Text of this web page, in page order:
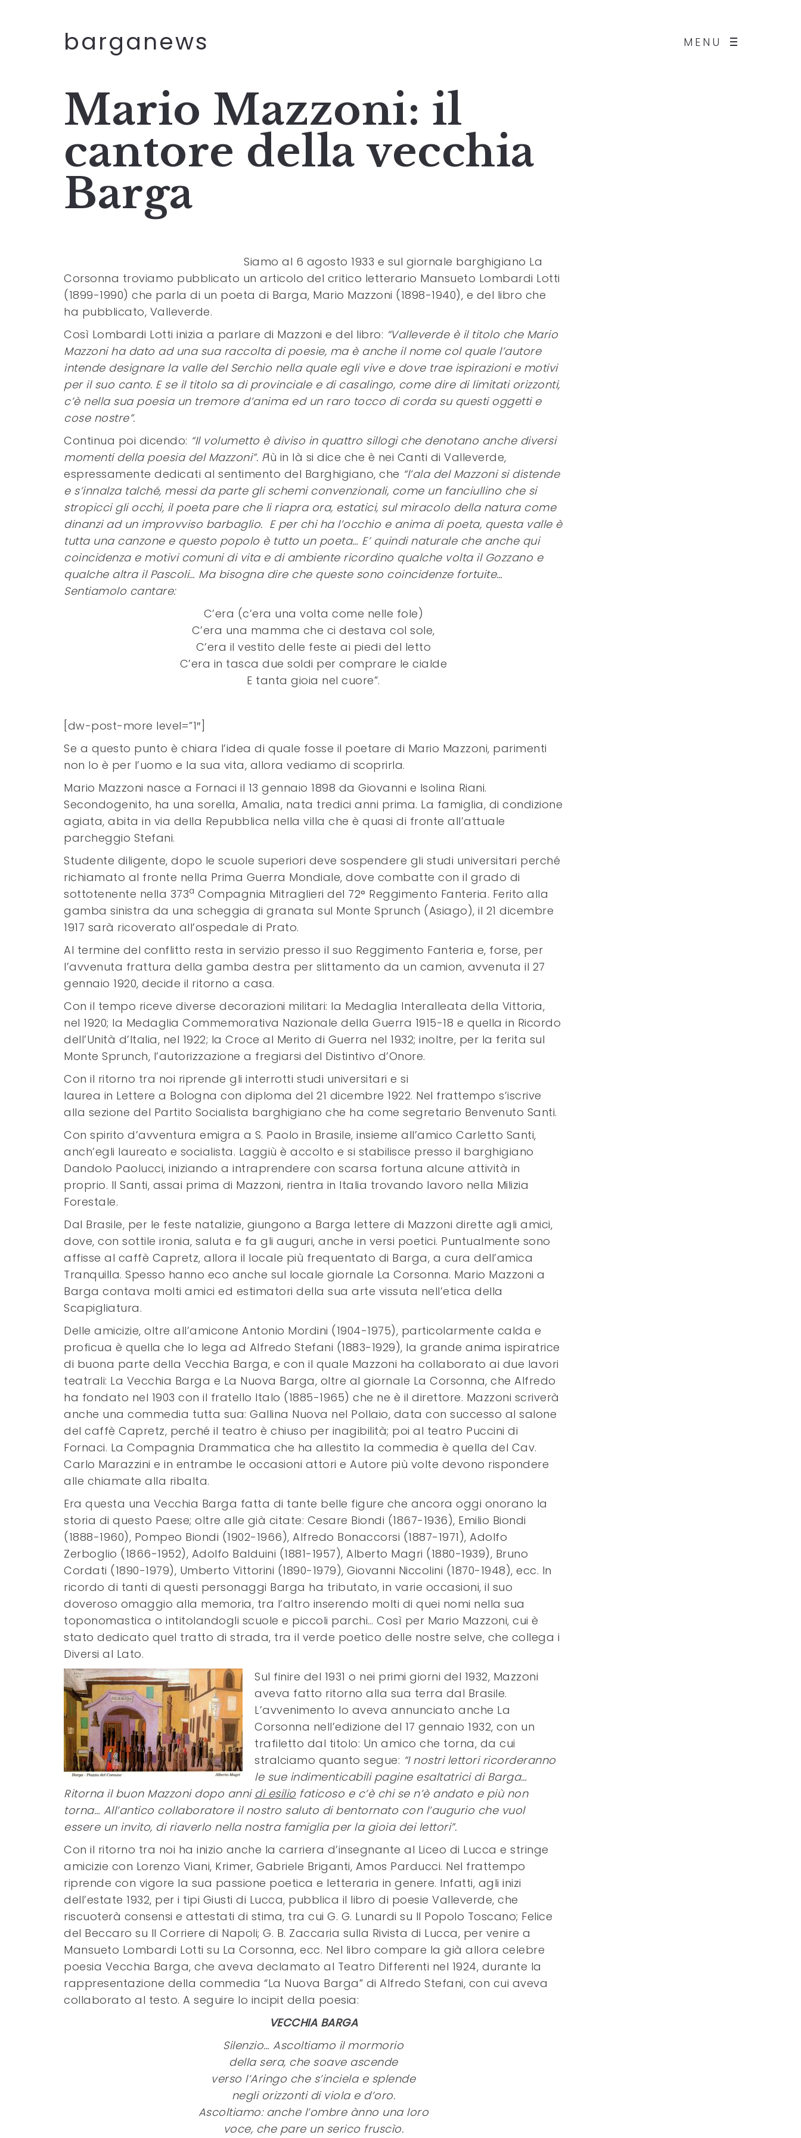
MENU
barganews
Mario Mazzoni: il
cantore della vecchia
Barga
Siamo al 6 agosto 1933 e sul giornale barghigiano La
Corsonna troviamo pubblicato un articolo del critico letterario Mansueto Lombardi Lotti
(1899-1990) che parla di un poeta di Barga, Mario Mazzoni (1898-1940), e del libro che
ha pubblicato, Valleverde.
Così Lombardi Lotti inizia a parlare di Mazzoni e del libro: “Valleverde è il titolo che Mario
Mazzoni ha dato ad una sua raccolta di poesie, ma è anche il nome col quale l’autore
intende designare la valle del Serchio nella quale egli vive e dove trae ispirazioni e motivi
per il suo canto. E se il titolo sa di provinciale e di casalingo, come dire di limitati orizzonti,
c’è nella sua poesia un tremore d’anima ed un raro tocco di corda su questi oggetti e
cose nostre”.
Continua poi dicendo: “Il volumetto è diviso in quattro sillogi che denotano anche diversi
momenti della poesia del Mazzoni”. Più in là si dice che è nei Canti di Valleverde,
espressamente dedicati al sentimento del Barghigiano, che “l’ala del Mazzoni si distende
e s’innalza talché, messi da parte gli schemi convenzionali, come un fanciullino che si
stropicci gli occhi, il poeta pare che li riapra ora, estatici, sul miracolo della natura come
dinanzi ad un improvviso barbaglio. E per chi ha l’occhio e anima di poeta, questa valle è
tutta una canzone e questo popolo è tutto un poeta… E’ quindi naturale che anche qui
coincidenza e motivi comuni di vita e di ambiente ricordino qualche volta il Gozzano e
qualche altra il Pascoli… Ma bisogna dire che queste sono coincidenze fortuite…
Sentiamolo cantare:
C’era (c’era una volta come nelle fole)
C’era una mamma che ci destava col sole,
C’era il vestito delle feste ai piedi del letto
C’era in tasca due soldi per comprare le cialde
E tanta gioia nel cuore”.
[dw-post-more level=”1″]
Se a questo punto è chiara l’idea di quale fosse il poetare di Mario Mazzoni, parimenti
non lo è per l’uomo e la sua vita, allora vediamo di scoprirla.
Mario Mazzoni nasce a Fornaci il 13 gennaio 1898 da Giovanni e Isolina Riani.
Secondogenito, ha una sorella, Amalia, nata tredici anni prima. La famiglia, di condizione
agiata, abita in via della Repubblica nella villa che è quasi di fronte all’attuale
parcheggio Stefani.
Studente diligente, dopo le scuole superiori deve sospendere gli studi universitari perché
richiamato al fronte nella Prima Guerra Mondiale, dove combatte con il grado di
sottotenente nella 373a Compagnia Mitraglieri del 72° Reggimento Fanteria. Ferito alla
gamba sinistra da una scheggia di granata sul Monte Sprunch (Asiago), il 21 dicembre
1917 sarà ricoverato all’ospedale di Prato.
Al termine del conflitto resta in servizio presso il suo Reggimento Fanteria e, forse, per
l’avvenuta frattura della gamba destra per slittamento da un camion, avvenuta il 27
gennaio 1920, decide il ritorno a casa.
Con il tempo riceve diverse decorazioni militari: la Medaglia Interalleata della Vittoria,
nel 1920; la Medaglia Commemorativa Nazionale della Guerra 1915-18 e quella in Ricordo
dell’Unità d’Italia, nel 1922; la Croce al Merito di Guerra nel 1932; inoltre, per la ferita sul
Monte Sprunch, l’autorizzazione a fregiarsi del Distintivo d’Onore.
Con il ritorno tra noi riprende gli interrotti studi universitari e si
laurea in Lettere a Bologna con diploma del 21 dicembre 1922. Nel frattempo s’iscrive
alla sezione del Partito Socialista barghigiano che ha come segretario Benvenuto Santi.
Con spirito d’avventura emigra a S. Paolo in Brasile, insieme all’amico Carletto Santi,
anch’egli laureato e socialista. Laggiù è accolto e si stabilisce presso il barghigiano
Dandolo Paolucci, iniziando a intraprendere con scarsa fortuna alcune attività in
proprio. Il Santi, assai prima di Mazzoni, rientra in Italia trovando lavoro nella Milizia
Forestale.
Dal Brasile, per le feste natalizie, giungono a Barga lettere di Mazzoni dirette agli amici,
dove, con sottile ironia, saluta e fa gli auguri, anche in versi poetici. Puntualmente sono
affisse al caffè Capretz, allora il locale più frequentato di Barga, a cura dell’amica
Tranquilla. Spesso hanno eco anche sul locale giornale La Corsonna. Mario Mazzoni a
Barga contava molti amici ed estimatori della sua arte vissuta nell’etica della
Scapigliatura.
Delle amicizie, oltre all’amicone Antonio Mordini (1904-1975), particolarmente calda e
proficua è quella che lo lega ad Alfredo Stefani (1883-1929), la grande anima ispiratrice
di buona parte della Vecchia Barga, e con il quale Mazzoni ha collaborato ai due lavori
teatrali: La Vecchia Barga e La Nuova Barga, oltre al giornale La Corsonna, che Alfredo
ha fondato nel 1903 con il fratello Italo (1885-1965) che ne è il direttore. Mazzoni scriverà
anche una commedia tutta sua: Gallina Nuova nel Pollaio, data con successo al salone
del caffè Capretz, perché il teatro è chiuso per inagibilità; poi al teatro Puccini di
Fornaci. La Compagnia Drammatica che ha allestito la commedia è quella del Cav.
Carlo Marazzini e in entrambe le occasioni attori e Autore più volte devono rispondere
alle chiamate alla ribalta.
Era questa una Vecchia Barga fatta di tante belle figure che ancora oggi onorano la
storia di questo Paese; oltre alle già citate: Cesare Biondi (1867-1936), Emilio Biondi
(1888-1960), Pompeo Biondi (1902-1966), Alfredo Bonaccorsi (1887-1971), Adolfo
Zerboglio (1866-1952), Adolfo Balduini (1881-1957), Alberto Magri (1880-1939), Bruno
Cordati (1890-1979), Umberto Vittorini (1890-1979), Giovanni Niccolini (1870-1948), ecc. In
ricordo di tanti di questi personaggi Barga ha tributato, in varie occasioni, il suo
doveroso omaggio alla memoria, tra l’altro inserendo molti di quei nomi nella sua
toponomastica o intitolandogli scuole e piccoli parchi… Così per Mario Mazzoni, cui è
stato dedicato quel tratto di strada, tra il verde poetico delle nostre selve, che collega i
Diversi al Lato.
Sul finire del 1931 o nei primi giorni del 1932, Mazzoni
aveva fatto ritorno alla sua terra dal Brasile.
L’avvenimento lo aveva annunciato anche La
Corsonna nell’edizione del 17 gennaio 1932, con un
trafiletto dal titolo: Un amico che torna, da cui
stralciamo quanto segue: “I nostri lettori ricorderanno
le sue indimenticabili pagine esaltatrici di Barga…
Ritorna il buon Mazzoni dopo anni di esilio faticoso e c’è chi se n’è andato e più non
torna… All’antico collaboratore il nostro saluto di bentornato con l’augurio che vuol
essere un invito, di riaverlo nella nostra famiglia per la gioia dei lettori”.
Con il ritorno tra noi ha inizio anche la carriera d’insegnante al Liceo di Lucca e stringe
amicizie con Lorenzo Viani, Krimer, Gabriele Briganti, Amos Parducci. Nel frattempo
riprende con vigore la sua passione poetica e letteraria in genere. Infatti, agli inizi
dell’estate 1932, per i tipi Giusti di Lucca, pubblica il libro di poesie Valleverde, che
riscuoterà consensi e attestati di stima, tra cui G. G. Lunardi su Il Popolo Toscano; Felice
del Beccaro su Il Corriere di Napoli; G. B. Zaccaria sulla Rivista di Lucca, per venire a
Mansueto Lombardi Lotti su La Corsonna, ecc. Nel libro compare la già allora celebre
poesia Vecchia Barga, che aveva declamato al Teatro Differenti nel 1924, durante la
rappresentazione della commedia “La Nuova Barga” di Alfredo Stefani, con cui aveva
collaborato al testo. A seguire lo incipit della poesia:
VECCHIA BARGA
Silenzio… Ascoltiamo il mormorio
della sera, che soave ascende
verso l’Aringo che s’inciela e splende
negli orizzonti di viola e d’oro.
Ascoltiamo: anche l’ombre ànno una loro
voce, che pare un serico fruscìo.